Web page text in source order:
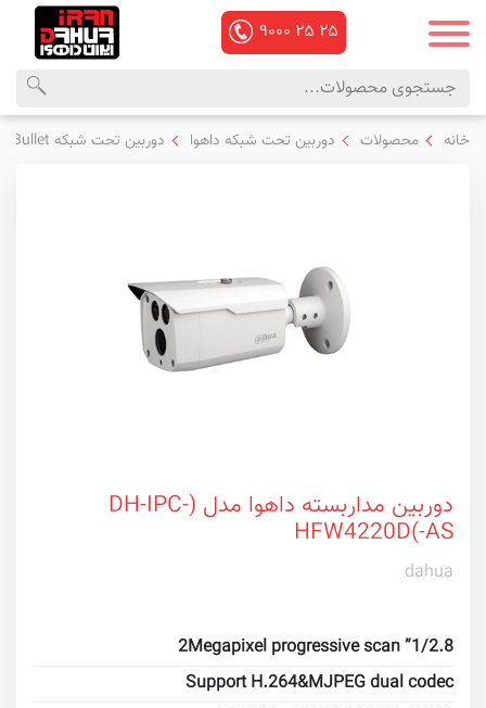
۹۰۰۰ ۲۵ ۲۵
محصولات
منوی
اصلی
خانه محصولات دوربین تحت شبکه داهوا دوربین تحت شبکه Bullet داهوا
دوربین مداربسته داهوا مدل (DH-IPC-
HFW4220D(-AS
dahua
1/2.8” 2Megapixel progressive scan
Support H.264&MJPEG dual codec